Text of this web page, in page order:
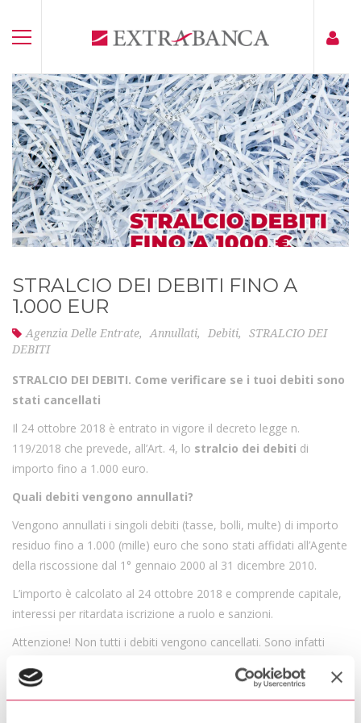
STRALCIO DEI DEBITI FINO A
1.000 EUR
Agenzia Delle Entrate, Annullati, Debiti, STRALCIO DEI
DEBITI
STRALCIO DEI DEBITI. Come verificare se i tuoi debiti sono
stati cancellati
Il 24 ottobre 2018 è entrato in vigore il decreto legge n.
119/2018 che prevede, all’Art. 4, lo stralcio dei debiti di
importo fino a 1.000 euro.
Quali debiti vengono annullati?
Vengono annullati i singoli debiti (tasse, bolli, multe) di importo
residuo fino a 1.000 (mille) euro che sono stati affidati all’Agente
della riscossione dal 1° gennaio 2000 al 31 dicembre 2010.
L’importo è calcolato al 24 ottobre 2018 e comprende capitale,
interessi per ritardata iscrizione a ruolo e sanzioni.
Attenzione! Non tutti i debiti vengono cancellati. Sono infatti
debiti relativi alle “risorse proprie tradizionali” dell’Unione
Europea e all’imposta sul valore aggiunto riscossa